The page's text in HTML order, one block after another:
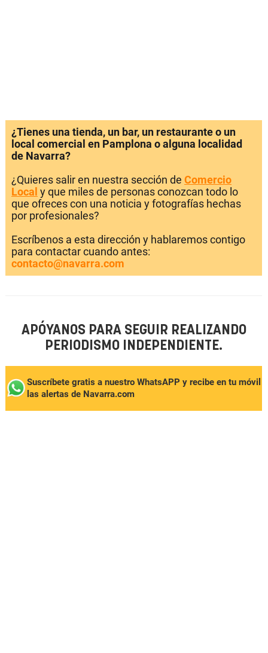
¿Tienes una tienda, un bar, un restaurante o un
local comercial en Pamplona o alguna localidad
de Navarra?
¿Quieres salir en nuestra sección de Comercio
Local y que miles de personas conozcan todo lo
que ofreces con una noticia y fotografías hechas
por profesionales?
Escríbenos a esta dirección y hablaremos contigo
para contactar cuando antes:
contacto@navarra.com
APÓYANOS PARA SEGUIR REALIZANDO
PERIODISMO INDEPENDIENTE.
Suscríbete gratis a nuestro WhatsAPP y recibe en tu móvil
las alertas de Navarra.com